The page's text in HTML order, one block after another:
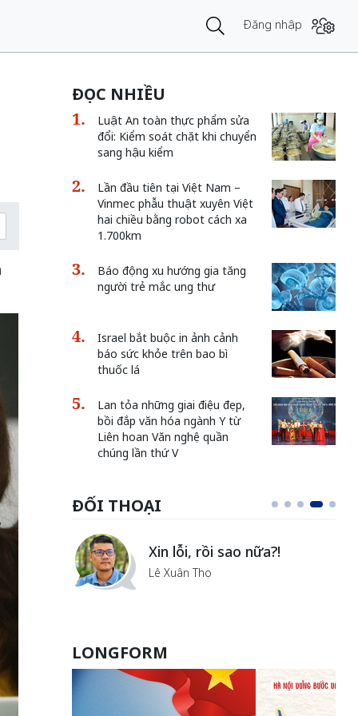
Đăng nhập
ĐỌC NHIỀU
Luật An toàn thực phẩm sửa
đổi: Kiểm soát chặt khi chuyển
sang hậu kiểm
Lần đầu tiên tại Việt Nam –
Vinmec phẫu thuật xuyên Việt
hai chiều bằng robot cách xa
1.700km
Báo động xu hướng gia tăng
người trẻ mắc ung thư
Israel bắt buộc in ảnh cảnh
báo sức khỏe trên bao bì
thuốc lá
Lan tỏa những giai điệu đẹp,
bồi đắp văn hóa ngành Y từ
Liên hoan Văn nghệ quần
chúng lần thứ V
ĐỐI THOẠI
Xin lỗi, rồi sao nữa?!
Lê Xuân Thọ
LONGFORM